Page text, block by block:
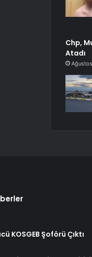
Chp,
Atadı
KOSGEB Şoförü Çıktı